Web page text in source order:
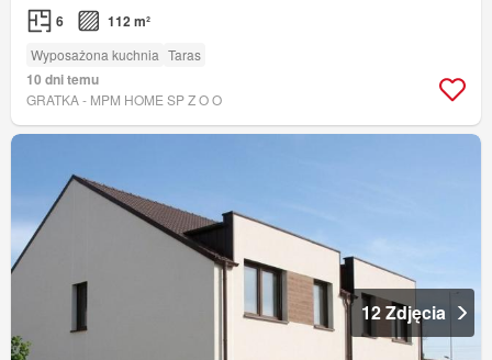
6 112 m²
Wyposażona kuchnia Taras
10 dni temu
GRATKA - MPM HOME SP Z O O
12 Zdjęcia